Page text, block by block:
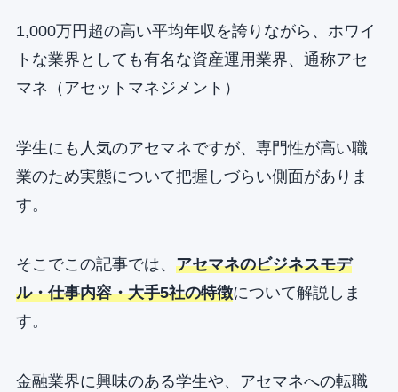
1,000万円超の高い平均年収を誇りながら、ホワイ
トな業界としても有名な資産運用業界、通称アセ
マネ（アセットマネジメント）
学生にも人気のアセマネですが、専門性が高い職
業のため実態について把握しづらい側面がありま
す。
そこでこの記事では、 アセマネのビジネスモデ
ル・仕事内容・大手5社の特徴について解説しま
す。
金融業界に興味のある学生や、アセマネへの転職